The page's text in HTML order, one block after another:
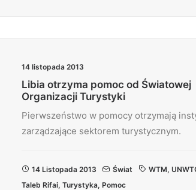
14 listopada 2013
Libia otrzyma pomoc od Światowej
Organizacji Turystyki
Pierwszeństwo w pomocy otrzymają
zarządzające sektorem turystycznym.
14 Listopada 2013 Świat WTM,
Taleb Rifai, Turystyka, Pomoc